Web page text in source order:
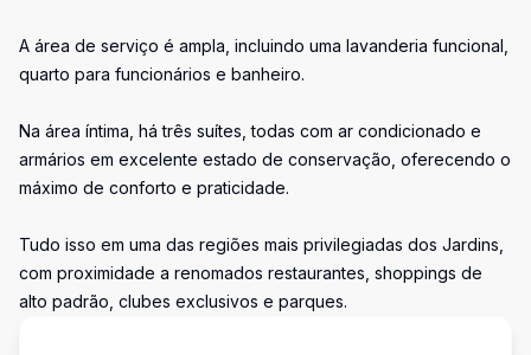
A área de serviço é ampla, incluindo uma lavanderia funcional,
quarto para funcionários e banheiro.
Na área íntima, há três suítes, todas com ar condicionado e
armários em excelente estado de conservação, oferecendo o
máximo de conforto e praticidade.
Tudo isso em uma das regiões mais privilegiadas dos Jardins,
com proximidade a renomados restaurantes, shoppings de
alto padrão, clubes exclusivos e parques.